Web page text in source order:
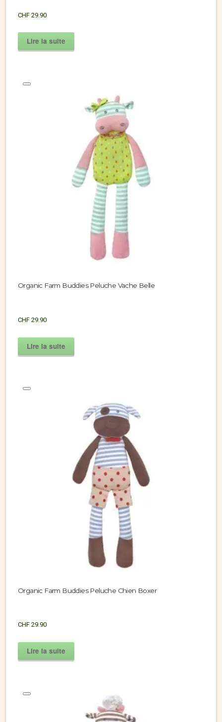
CHF 29.90
Lire la suite
Organic Farm Buddies Peluche Vache Belle
CHF 29.90
Lire la suite
Organic Farm Buddies Peluche Chien Boxer
CHF 29.90
Lire la suite